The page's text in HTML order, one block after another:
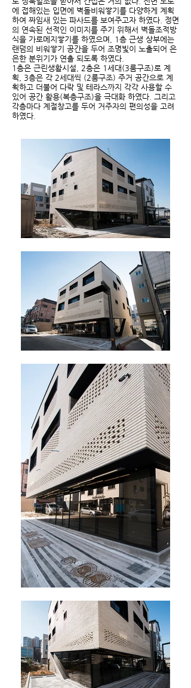
에 접해있는 입면에 벽돌비워쌓기를 다양하게 계획
하여 짜임새 있는 파사드를 보여주고자 하였다. 정면
의 연속된 선적인 이미지를 주기 위해서 벽돌조적방
식을 가로메지쌓기를 하였으며, 1층 근생 상부에는
랜덤의 비워쌓기 공간을 두어 조명빛이 노출되어 은
은한 분위기가 연출 되도록 하였다.
1층은 근린생활시설, 2층은 1세대(3룸구조)로 계
획, 3층은 각 2세대씩 (2룸구조) 주거 공간으로 계
획하고 더불어 다락 및 테라스까지 각각 사용할 수
있어 공간 활용(복층구조)을 극대화 하였다. 그리고
각층마다 계절창고를 두어 거주자의 편의성을 고려
하였다.